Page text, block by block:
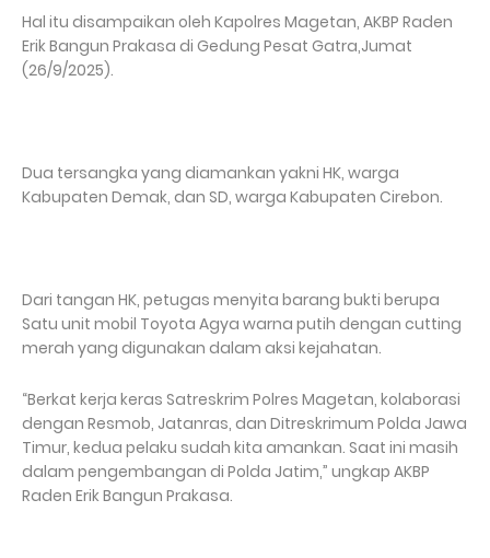
Hal itu disampaikan oleh Kapolres Magetan, AKBP Raden
Erik Bangun Prakasa di Gedung Pesat Gatra,Jumat
(26/9/2025).
Dua tersangka yang diamankan yakni HK, warga
Kabupaten Demak, dan SD, warga Kabupaten Cirebon.
Dari tangan HK, petugas menyita barang bukti berupa
Satu unit mobil Toyota Agya warna putih dengan cutting
merah yang digunakan dalam aksi kejahatan.
“Berkat kerja keras Satreskrim Polres Magetan, kolaborasi
dengan Resmob, Jatanras, dan Ditreskrimum Polda Jawa
Timur, kedua pelaku sudah kita amankan. Saat ini masih
dalam pengembangan di Polda Jatim,” ungkap AKBP
Raden Erik Bangun Prakasa.